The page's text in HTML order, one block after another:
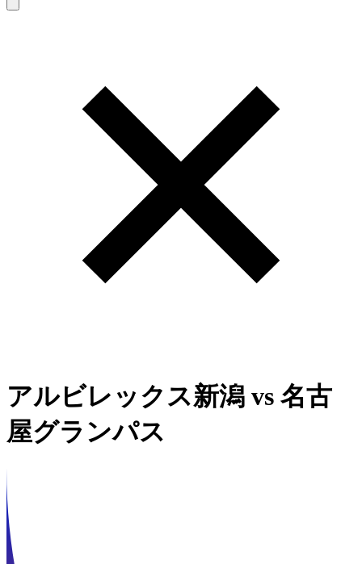
アルビレックス新潟 vs 名古
屋グランパス